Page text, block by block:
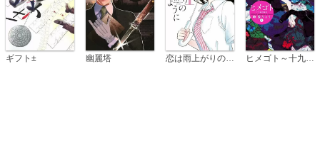
ギフト± 幽麗塔